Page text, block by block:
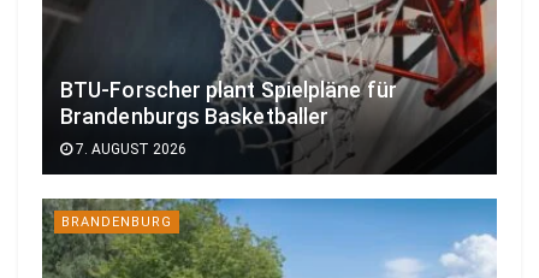
BTU-Forscher plant Spielpläne für
Brandenburgs Basketballer
7. AUGUST 2026
BRANDENBURG